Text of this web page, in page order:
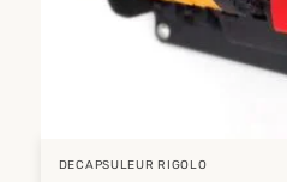
DECAPSULEUR RIGOLO